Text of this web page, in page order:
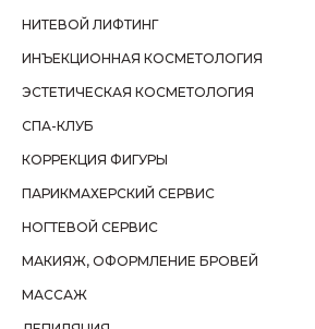
НИТЕВОЙ ЛИФТИНГ
ИНЪЕКЦИОННАЯ КОСМЕТОЛОГИЯ
ЭСТЕТИЧЕСКАЯ КОСМЕТОЛОГИЯ
СПА-КЛУБ
КОРРЕКЦИЯ ФИГУРЫ
ПАРИКМАХЕРСКИЙ СЕРВИС
НОГТЕВОЙ СЕРВИС
МАКИЯЖ, ОФОРМЛЕНИЕ БРОВЕЙ
МАССАЖ